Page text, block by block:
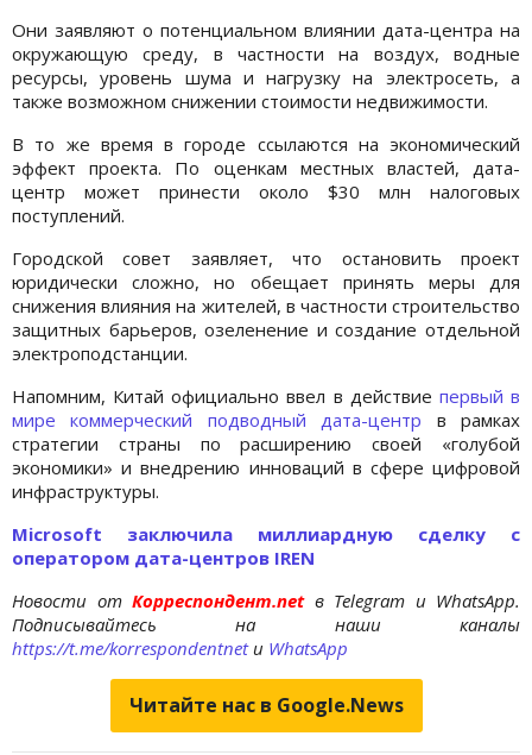
Они заявляют о потенциальном влиянии дата-центра на
окружающую среду, в частности на воздух, водные
ресурсы, уровень шума и нагрузку на электросеть, а
также возможном снижении стоимости недвижимости.
В то же время в городе ссылаются на экономический
эффект проекта. По оценкам местных властей, дата-
центр может принести около $30 млн налоговых
поступлений.
Городской совет заявляет, что остановить проект
юридически сложно, но обещает принять меры для
снижения влияния на жителей, в частности строительство
защитных барьеров, озеленение и создание отдельной
электроподстанции.
Напомним, Китай официально ввел в действие первый в
мире коммерческий подводный дата-центр в рамках
стратегии страны по расширению своей «голубой
экономики» и внедрению инноваций в сфере цифровой
инфраструктуры.
Microsoft заключила миллиардную сделку с
оператором дата-центров IREN
Новости отКорреспондент.net в Telegram и WhatsApp.
Подписывайтесь на наши каналы
https://t.me/korrespondentnetи WhatsApp
Читайте нас в Google.News